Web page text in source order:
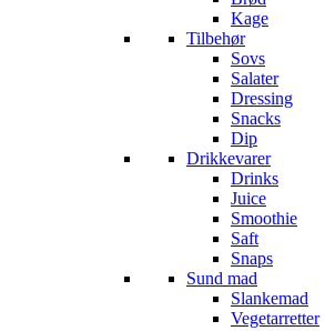
Kage
Tilbehør
Sovs
Salater
Dressing
Snacks
Dip
Drikkevarer
Drinks
Juice
Smoothie
Saft
Snaps
Sund mad
Slankemad
Vegetarretter